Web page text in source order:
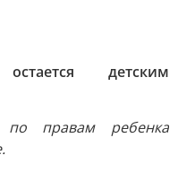
детским
правам ребенка